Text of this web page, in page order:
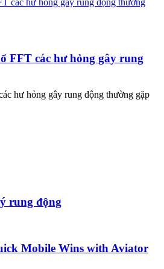
FFT các hư hỏng gây rung
hư hỏng gây rung động thường gặp
rung động
Mobile Wins with Aviator